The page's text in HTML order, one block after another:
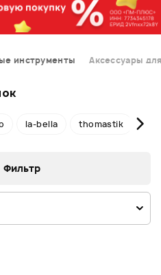
инструменты Аксессуары
la-bella thomastik
Фильтр